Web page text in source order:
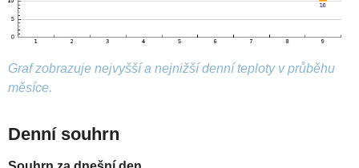
Graf zobrazuje nejvyšší a nejnižší denní teploty v průběhu
měsíce.
Denní souhrn